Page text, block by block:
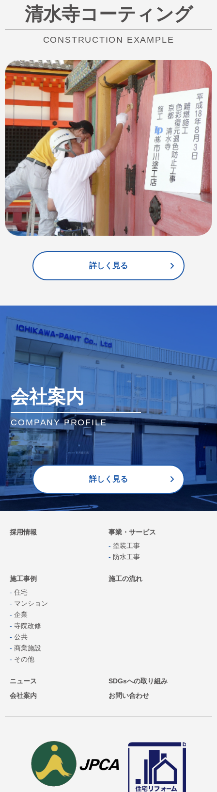
清水寺コーティング
CONSTRUCTION EXAMPLE
詳しく見る
会社案内
COMPANY PROFILE
詳しく見る
採用情報
事業・サービス
塗装工事
防水工事
施工事例
住宅
マンション
企業
寺院改修
公共
商業施設
その他
施工の流れ
ニュース
SDGsへの取り組み
会社案内
お問い合わせ